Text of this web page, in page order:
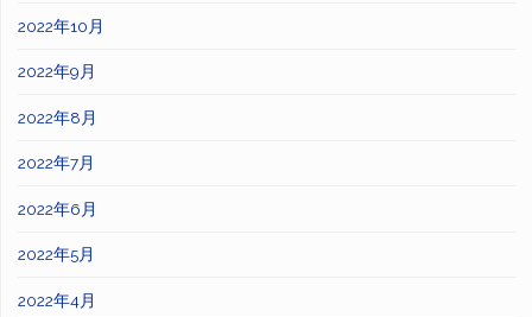
2022年10月
2022年9月
2022年8月
2022年7月
2022年6月
2022年5月
2022年4月